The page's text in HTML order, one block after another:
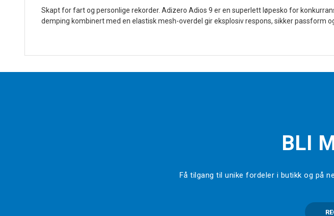
Skapt for fart og personlige rekorder. Adizero Adios 9 er en superlett løpesko for
demping kombinert med en elastisk mesh-overdel gir eksplosiv respons, sikker passform
BLI
Få tilgang til unike fordeler i butikk og på